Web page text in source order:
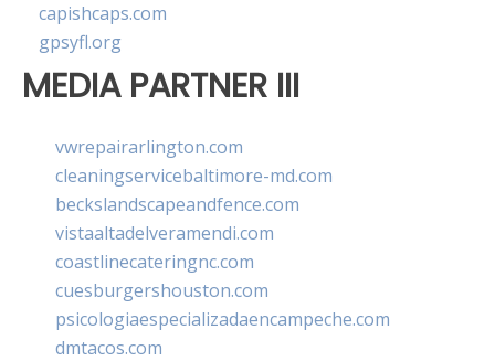
capishcaps.com
gpsyfl.org
MEDIA PARTNER III
vwrepairarlington.com
cleaningservicebaltimore-md.com
beckslandscapeandfence.com
vistaaltadelveramendi.com
coastlinecateringnc.com
cuesburgershouston.com
psicologiaespecializadaencampeche.com
dmtacos.com